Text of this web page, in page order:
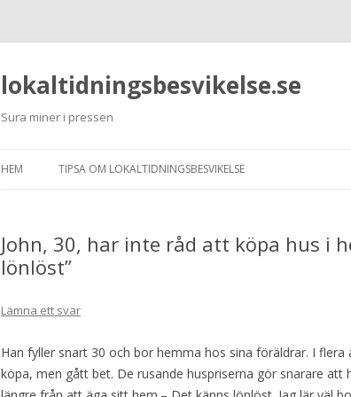
lokaltidningsbesvikelse.se
Sura miner i pressen
HEM TIPSA OM LOKALTIDNINGSBESVIKELSE
John, 30, har inte råd att köpa hus i
lönlöst”
Lämna ett svar
Han fyller snart 30 och bor hemma hos sina föräldrar. I
köpa, men gått bet. De rusande huspriserna gör snarare att